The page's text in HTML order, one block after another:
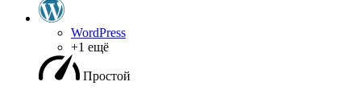
WordPress
+1 ещё
Простой